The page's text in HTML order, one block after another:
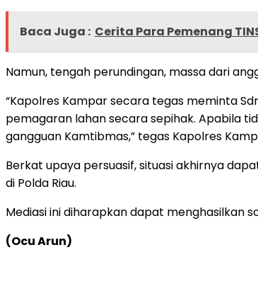
Baca Juga : Cerita Para Pemenang
Namun, tengah perundingan, massa dari
“Kapolres Kampar secara tegas meminta
pemagaran lahan secara sepihak. Apabila
gangguan Kamtibmas,” tegas Kapolres
Berkat upaya persuasif, situasi akhirnya
di Polda Riau.
Mediasi ini diharapkan dapat menghasilkan
(Ocu Arun)